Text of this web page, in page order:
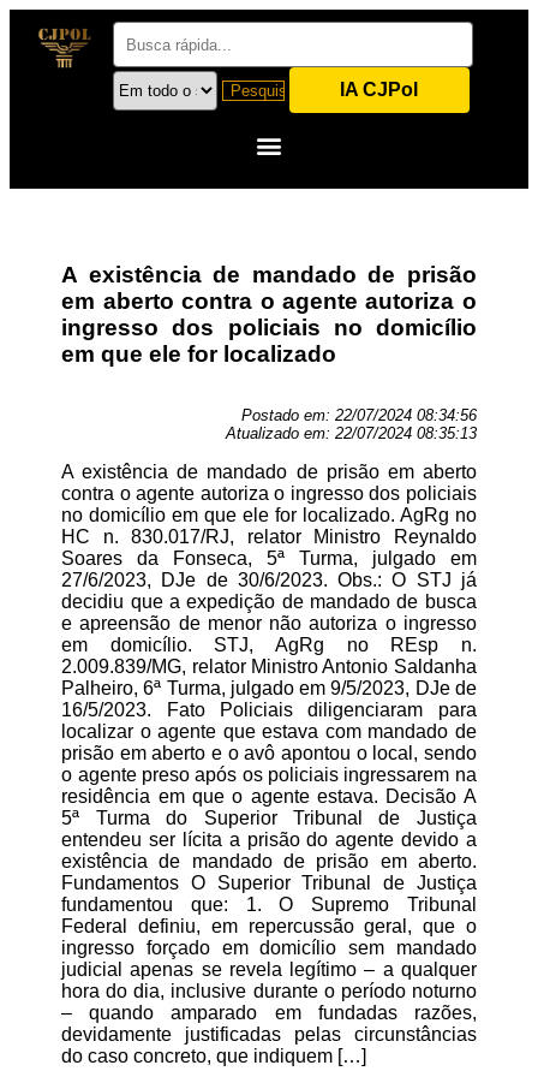
IA CJPol
A existência de mandado de prisão
em aberto contra o agente autoriza o
ingresso dos policiais no domicílio
em que ele for localizado
Postado em: 22/07/2024 08:34:56
Atualizado em: 22/07/2024 08:35:13
A existência de mandado de prisão em aberto
contra o agente autoriza o ingresso dos policiais
no domicílio em que ele for localizado. AgRg no
HC n. 830.017/RJ, relator Ministro Reynaldo
Soares da Fonseca, 5ª Turma, julgado em
27/6/2023, DJe de 30/6/2023. Obs.: O STJ já
decidiu que a expedição de mandado de busca
e apreensão de menor não autoriza o ingresso
em domicílio. STJ, AgRg no REsp n.
2.009.839/MG, relator Ministro Antonio Saldanha
Palheiro, 6ª Turma, julgado em 9/5/2023, DJe de
16/5/2023. Fato Policiais diligenciaram para
localizar o agente que estava com mandado de
prisão em aberto e o avô apontou o local, sendo
o agente preso após os policiais ingressarem na
residência em que o agente estava. Decisão A
5ª Turma do Superior Tribunal de Justiça
entendeu ser lícita a prisão do agente devido a
existência de mandado de prisão em aberto.
Fundamentos O Superior Tribunal de Justiça
fundamentou que: 1. O Supremo Tribunal
Federal definiu, em repercussão geral, que o
ingresso forçado em domicílio sem mandado
judicial apenas se revela legítimo – a qualquer
hora do dia, inclusive durante o período noturno
– quando amparado em fundadas razões,
devidamente justificadas pelas circunstâncias
do caso concreto, que indiquem […]